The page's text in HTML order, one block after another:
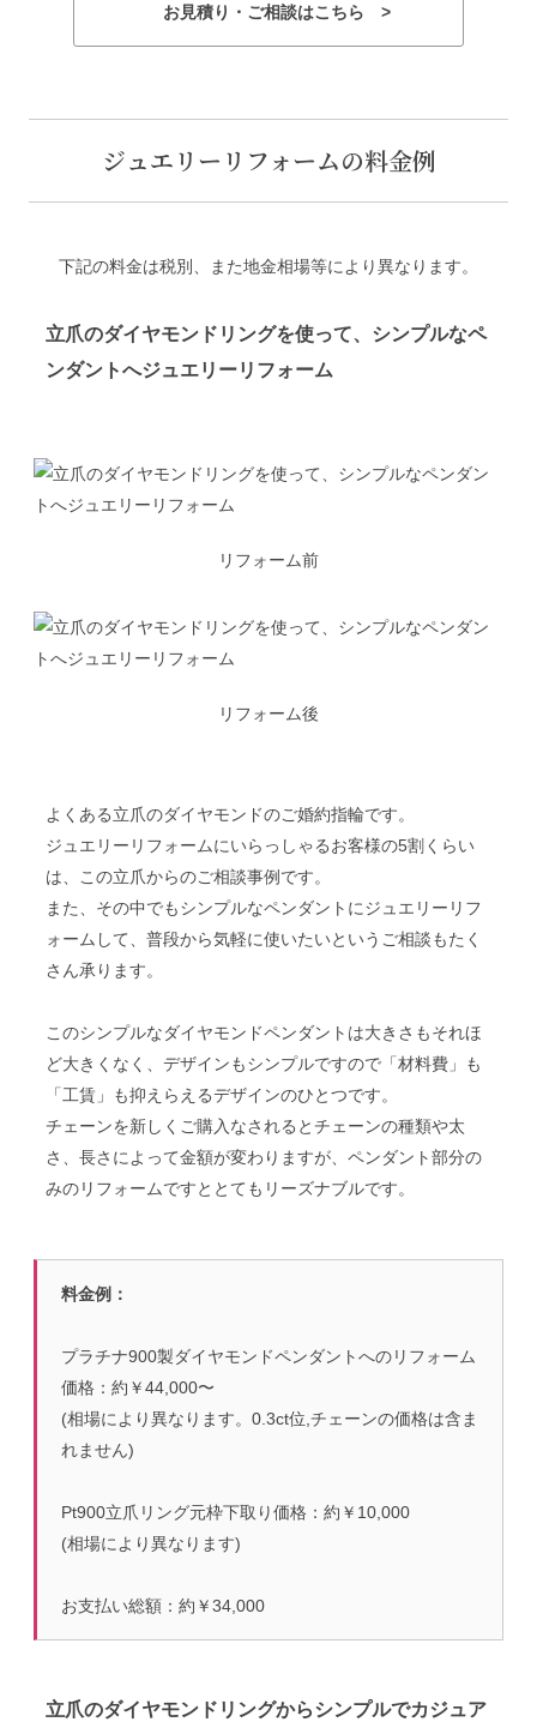
お見積り・ご相談はこちら >
ジュエリーリフォームの料金例
下記の料金は税別、また地金相場等により異なります。
立爪のダイヤモンドリングを使って、シンプルなペ
ンダントへジュエリーリフォーム
リフォーム前
リフォーム後
よくある立爪のダイヤモンドのご婚約指輪です。
ジュエリーリフォームにいらっしゃるお客様の5割くらい
は、この立爪からのご相談事例です。
また、その中でもシンプルなペンダントにジュエリーリフ
ォームして、普段から気軽に使いたいというご相談もたく
さん承ります。
このシンプルなダイヤモンドペンダントは大きさもそれほ
ど大きくなく、デザインもシンプルですので「材料費」も
「工賃」も抑えらえるデザインのひとつです。
チェーンを新しくご購入なされるとチェーンの種類や太
さ、長さによって金額が変わりますが、ペンダント部分の
みのリフォームですととてもリーズナブルです。
料金例：
プラチナ900製ダイヤモンドペンダントへのリフォーム
価格：約￥44,000〜
(相場により異なります。0.3ct位,チェーンの価格は含ま
れません)
Pt900立爪リング元枠下取り価格：約￥10,000
(相場により異なります)
お支払い総額：約￥34,000
立爪のダイヤモンドリングからシンプルでカジュア